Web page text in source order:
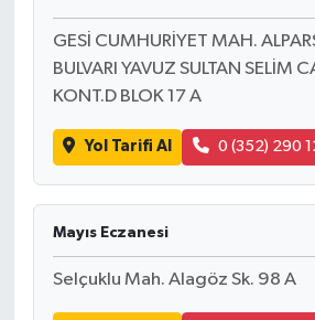
GESİ CUMHURİYET MAH.
BULVARI YAVUZ SULTAN SELİM
KONT.D BLOK 17 A
Yol Tarifi Al 0 (352) 290
Mayıs Eczanesi
Selçuklu Mah. Alagöz Sk. 98 A